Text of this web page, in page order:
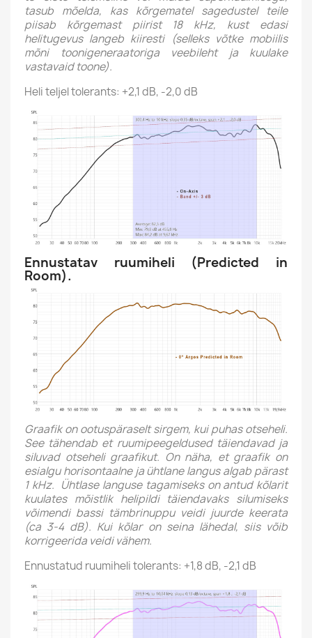
tasub mõelda, kas kõrgematel sagedustel teile
piisab kõrgemast piirist 18 kHz, kust edasi
helitugevus langeb kiiresti (selleks võtke mobiilis
mõni toonigeneraatoriga veebileht ja kuulake
vastavaid toone).
Heli teljel tolerants: +2,1 dB, -2,0 dB
Ennustatav ruumiheli (Predicted in
Room).
Graafik on ootuspäraselt sirgem, kui puhas otseheli.
See tähendab et ruumipeegeldused täiendavad ja
siluvad otseheli graafikut. On näha, et graafik on
esialgu horisontaalne ja ühtlane langus algab pärast
1 kHz. Ühtlase languse tagamiseks on antud kõlarit
kuulates mõistlik helipildi täiendavaks silumiseks
võimendi bassi tämbrinuppu veidi juurde keerata
(ca 3-4 dB). Kui kõlar on seina lähedal, siis võib
korrigeerida veidi vähem.
Ennustatud ruumiheli tolerants: +1,8 dB, -2,1 dB